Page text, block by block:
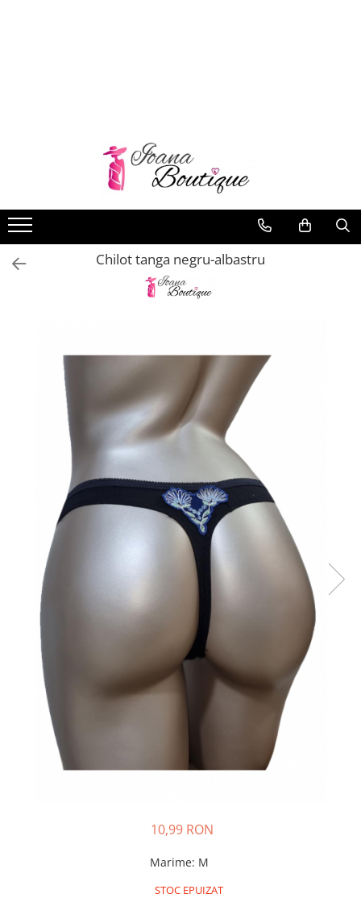
Chiloti clasici
Chiloti tanga
Compleuri & body-uriChilot tanga negru-albastru
10,99 RON
Marime: M
STOC EPUIZAT